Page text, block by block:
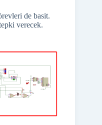
de basit.
verecek.